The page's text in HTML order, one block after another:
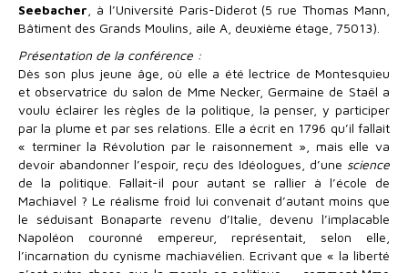
Seebacher , à l’Université Paris-Diderot (5 rue Thomas Mann,
Bâtiment des Grands Moulins, aile A, deuxième étage, 75013).
Présentation de la conférence :
Dès son plus jeune âge, où elle a été lectrice de Montesquieu
et observatrice du salon de Mme Necker, Germaine de Staël a
voulu éclairer les règles de la politique, la penser, y participer
par la plume et par ses relations. Elle a écrit en 1796 qu’il fallait
« terminer la Révolution par le raisonnement », mais elle va
devoir abandonner l’espoir, reçu des Idéologues, d’une science
de la politique. Fallait-il pour autant se rallier à l’école de
Machiavel ? Le réalisme froid lui convenait d’autant moins que
le séduisant Bonaparte revenu d’Italie, devenu l’implacable
Napoléon couronné empereur, représentait, selon elle,
l’incarnation du cynisme machiavélien. Ecrivant que « la liberté